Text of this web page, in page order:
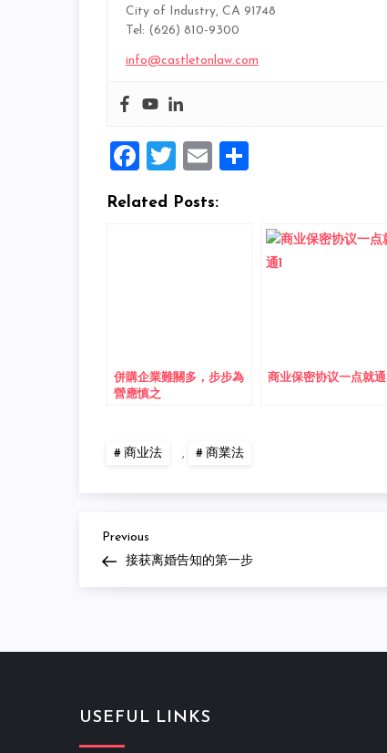
City of Industry, CA 91748
Tel: (626) 810-9300
info@castletonlaw.com
Facebook
TwitterEmail
Related Posts:
併購企業難關多，步步為
營應慎之
商业保密协议一点就通
商业法 , 商業法
Post
navigation
Previous
Post
Previous
接获离婚告知的第一步
USEFUL LINKS